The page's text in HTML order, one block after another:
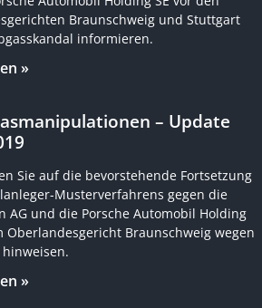
Braunschweig und Stuttgart
informieren.
»
– Update
Sie auf die bevorstehende Fortsetzung
Musterverfahrens gegen die
AG und die Porsche Automobil Holding
Oberlandesgericht Braunschweig wegen
hinweisen.
»